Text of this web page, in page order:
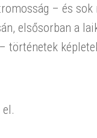
– és sok
elsősorban a
történetek